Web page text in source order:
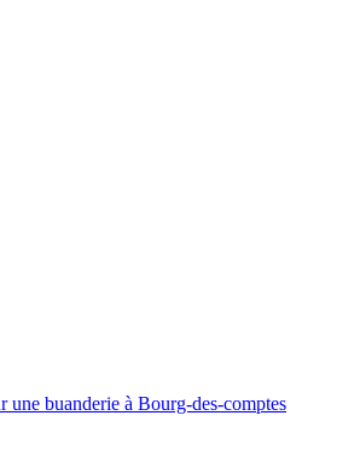
une buanderie à Bourg-des-comptes